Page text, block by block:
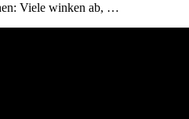
Viele winken ab, …